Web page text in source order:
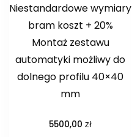
Niestandardowe wymiary
bram koszt + 20%
Montaż zestawu
automatyki możliwy do
dolnego profilu 40×40
mm
5500,00zł